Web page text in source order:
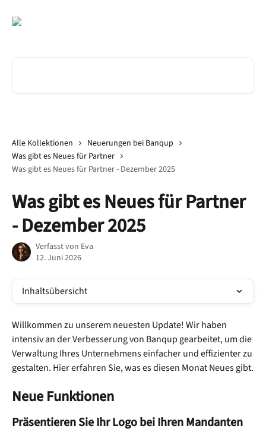
Alle Kollektionen
Neuerungen bei Banqup
Was gibt es Neues für Partner
Was gibt es Neues für Partner - Dezember 2025
Was gibt es Neues für Partner
- Dezember 2025
Verfasst von Eva
12. Juni 2026
Inhaltsübersicht
Willkommen zu unserem neuesten Update! Wir haben
intensiv an der Verbesserung von Banqup gearbeitet, um die
Verwaltung Ihres Unternehmens einfacher und effizienter zu
gestalten. Hier erfahren Sie, was es diesen Monat Neues gibt.
Neue Funktionen
Präsentieren Sie Ihr Logo bei Ihren Mandanten